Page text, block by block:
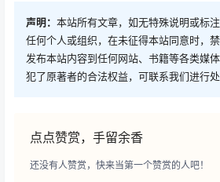
声明： 本站所有文章，如无特殊说明或标
任何个人或组织，在未征得本站同意时，
发布本站内容到任何网站、书籍等各类媒
犯了原著者的合法权益，可联系我们进行处
点点赞赏，手留余香
还没有人赞赏，快来当第一个赞赏的人吧！